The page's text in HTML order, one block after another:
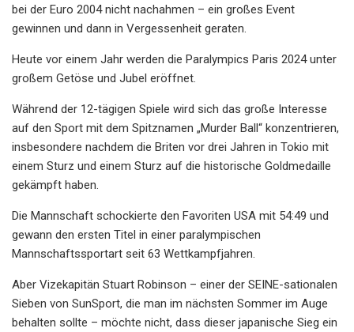
bei der Euro 2004 nicht nachahmen – ein großes Event
gewinnen und dann in Vergessenheit geraten.
Heute vor einem Jahr werden die Paralympics Paris 2024 unter
großem Getöse und Jubel eröffnet.
Während der 12-tägigen Spiele wird sich das große Interesse
auf den Sport mit dem Spitznamen „Murder Ball“ konzentrieren,
insbesondere nachdem die Briten vor drei Jahren in Tokio mit
einem Sturz und einem Sturz auf die historische Goldmedaille
gekämpft haben.
Die Mannschaft schockierte den Favoriten USA mit 54:49 und
gewann den ersten Titel in einer paralympischen
Mannschaftssportart seit 63 Wettkampfjahren.
Aber Vizekapitän Stuart Robinson – einer der SEINE-sationalen
Sieben von SunSport, die man im nächsten Sommer im Auge
behalten sollte – möchte nicht, dass dieser japanische Sieg ein